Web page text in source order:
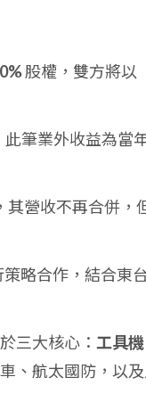
股權，雙方將以
此筆業外收益為當
其營收不再合併，
策略合作，結合東
三大核心： 工具機
、航太國防，以